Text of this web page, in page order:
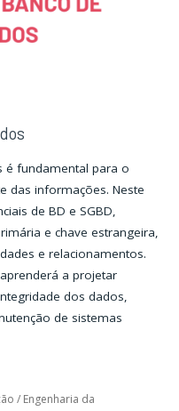
é fundamental para o
das informações. Neste
de BD e SGBD,
e chave estrangeira,
e relacionamentos.
a projetar
dos dados,
de sistemas
/ Engenharia da